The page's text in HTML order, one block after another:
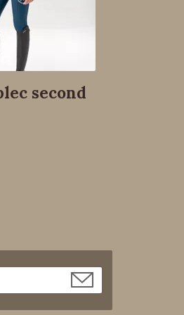
second